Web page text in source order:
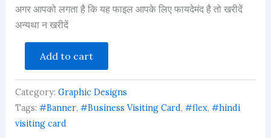
अगर आपको लगता है कि यह फाइल आपके लिए फायदेमंद है तो खरीदें
अन्यथा न खरीदें
visiting
card
business
card
flex
banner
quantity
Add to cart
Category: Graphic Designs
Tags: #Banner, #Business Visiting Card, #flex, #hindi
visiting card